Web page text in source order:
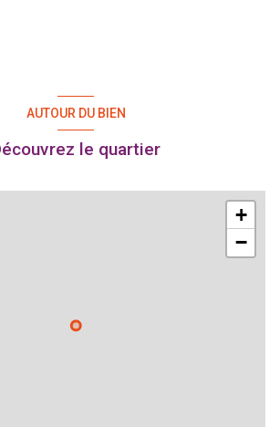
AUTOUR DU BIEN
le quartier
+
−